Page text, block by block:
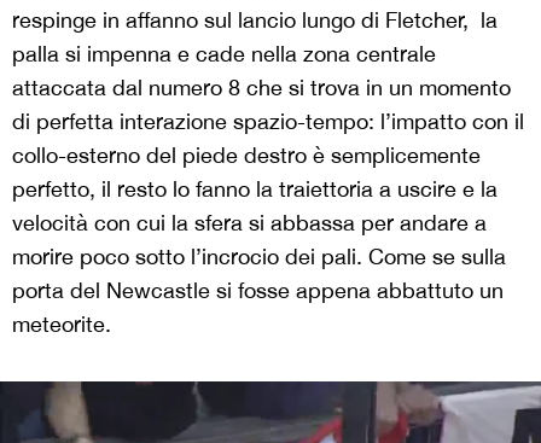
respinge in affanno sul lancio lungo di Fletcher, la
palla si impenna e cade nella zona centrale
attaccata dal numero 8 che si trova in un momento
di perfetta interazione spazio-tempo: l’impatto con il
collo-esterno del piede destro è semplicemente
perfetto, il resto lo fanno la traiettoria a uscire e la
velocità con cui la sfera si abbassa per andare a
morire poco sotto l’incrocio dei pali. Come se sulla
porta del Newcastle si fosse appena abbattuto un
meteorite.